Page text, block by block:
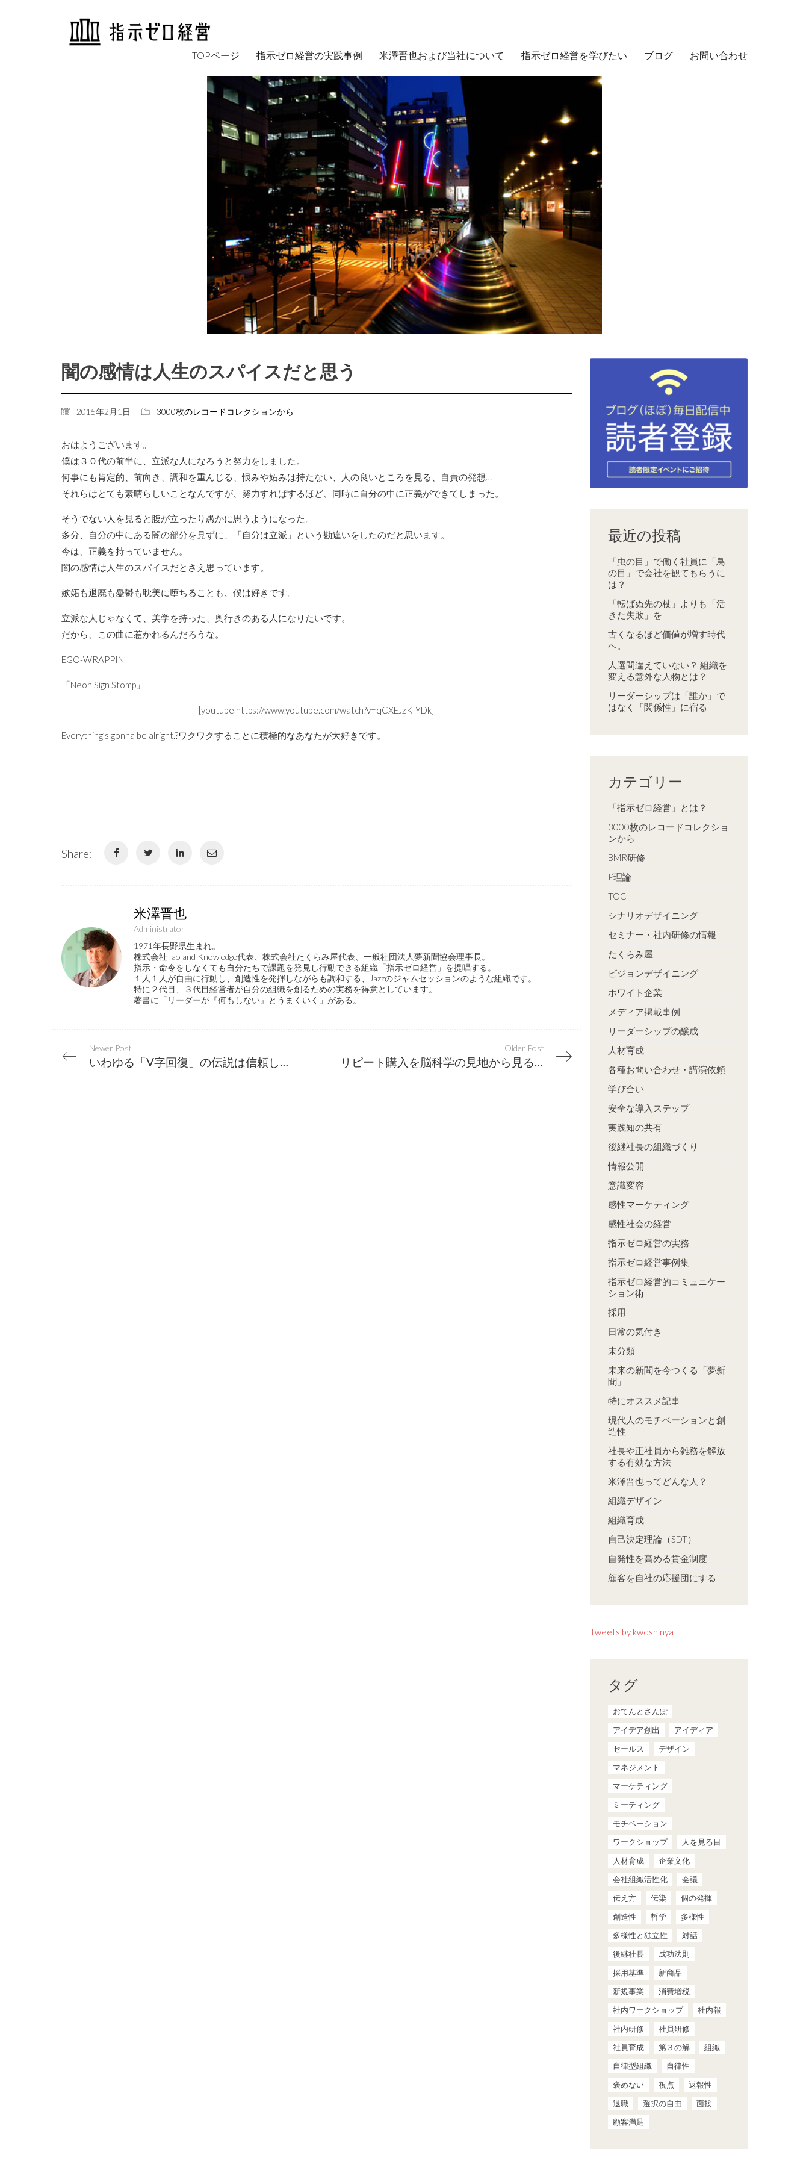
TOPページ 指示ゼロ経営の実践事例 米澤晋也および当社について 指示ゼロ経営を学びたい ブログ お問い合わせ
闇の感情は人生のスパイスだと思う
2015年2月1日 3000枚のレコードコレクションから
おはようございます。
僕は３０代の前半に、立派な人になろうと努力をしました。
何事にも肯定的、前向き、調和を重んじる、恨みや妬みは持たない、人の良いところを見る、自責の発想…
それらはとても素晴らしいことなんですが、努力すればするほど、同時に自分の中に正義ができてしまった。
そうでない人を見ると腹が立ったり愚かに思うようになった。
多分、自分の中にある闇の部分を見ずに、「自分は立派」という勘違いをしたのだと思います。
今は、正義を持っていません。
闇の感情は人生のスパイスだとさえ思っています。
嫉妬も退廃も憂鬱も耽美に堕ちることも、僕は好きです。
立派な人じゃなくて、美学を持った、奥行きのある人になりたいです。
だから、この曲に惹かれるんだろうな。
EGO-WRAPPIN’
「Neon Sign Stomp」
[youtube https://www.youtube.com/watch?v=qCXEJzKIYDk]
Everything’s gonna be alright.?ワクワクすることに積極的なあなたが大好きです。
Share:
米澤晋也
Administrator
1971年長野県生まれ。
株式会社Tao and Knowledge代表、株式会社たくらみ屋代表、一般社団法人夢新聞協会理事長。
指示・命令をしなくても自分たちで課題を発見し行動できる組織「指示ゼロ経営」を提唱する。
１人１人が自由に行動し、創造性を発揮しながらも調和する、Jazzのジャムセッションのような組織です。
特に２代目、３代目経営者が自分の組織を創るための実務を得意としています。
著書に「リーダーが『何もしない』とうまくいく」がある。
Newer Post
いわゆる「V字回復」の伝説は信頼してはいけない
Older Post
リピート購入を脳科学の見地から見ると浮き彫りになる課題
最近の投稿
「虫の目」で働く社員に「鳥
の目」で会社を観てもらうに
は？
「転ばぬ先の杖」よりも「活
きた失敗」を
古くなるほど価値が増す時代
へ。
人選間違えていない？ 組織を
変える意外な人物とは？
リーダーシップは「誰か」で
はなく「関係性」に宿る
カテゴリー
「指示ゼロ経営」とは？
3000枚のレコードコレクショ
ンから
BMR研修
P理論
TOC
シナリオデザイニング
セミナー・社内研修の情報
たくらみ屋
ビジョンデザイニング
ホワイト企業
メディア掲載事例
リーダーシップの醸成
人材育成
各種お問い合わせ・講演依頼
学び合い
安全な導入ステップ
実践知の共有
後継社長の組織づくり
情報公開
意識変容
感性マーケティング
感性社会の経営
指示ゼロ経営の実務
指示ゼロ経営事例集
指示ゼロ経営的コミュニケー
ション術
採用
日常の気付き
未分類
未来の新聞を今つくる「夢新
聞」
特にオススメ記事
現代人のモチベーションと創
造性
社長や正社員から雑務を解放
する有効な方法
米澤晋也ってどんな人？
組織デザイン
組織育成
自己決定理論（SDT）
自発性を高める賃金制度
顧客を自社の応援団にする
Tweets by kwdshinya
タグ
おてんとさんぽ
アイデア創出
アイディア
セールス
デザイン
マネジメント
マーケティング
ミーティング
モチベーション
ワークショップ
人を見る目
人材育成
企業文化
会社組織活性化
会議
伝え方
伝染
個の発揮
創造性
哲学
多様性
多様性と独立性
対話
後継社長
成功法則
採用基準
新商品
新規事業
消費増税
社内ワークショップ
社内報
社内研修
社員研修
社員育成
第３の解
組織
自律型組織
自律性
褒めない
視点
返報性
退職
選択の自由
面接
顧客満足